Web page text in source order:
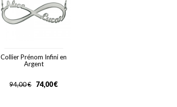
Collier Prénom Infini en
Argent
€
94,00 €
74,00